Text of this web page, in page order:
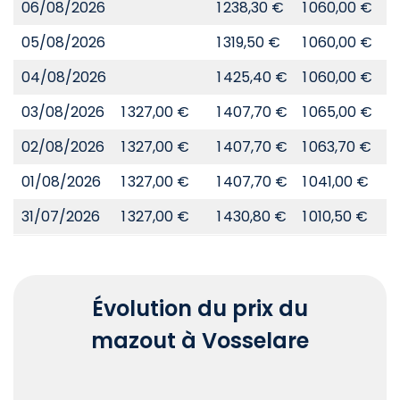
06/08/2026 1 238,30 € 1 060,00 €
05/08/2026
1 319,50 € 1 060,00 €
04/08/2026
1 425,40 € 1 060,00 €
03/08/2026
1 327,00 € 1 407,70 € 1 065,00 €
02/08/2026
1 327,00 € 1 407,70 € 1 063,70 €
01/08/2026
1 327,00 € 1 407,70 € 1 041,00 €
31/07/2026
1 327,00 € 1 430,80 € 1 010,50 €
Évolution du prix du
mazout à Vosselare